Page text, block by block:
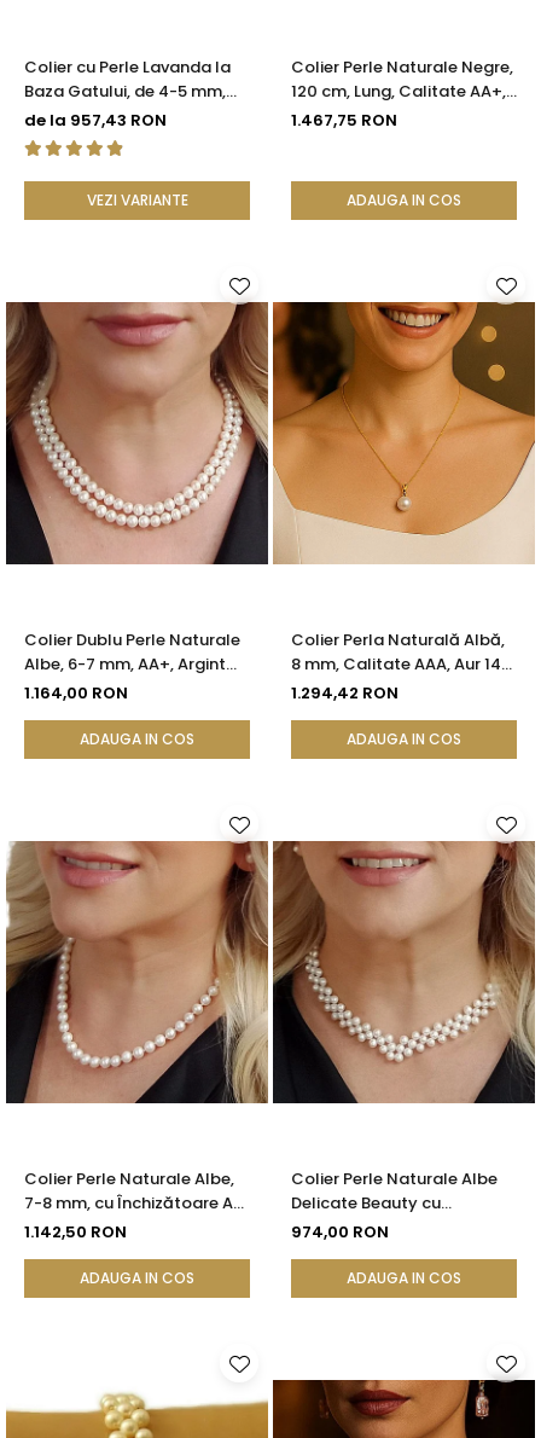
Colier cu Perle Lavanda la
Baza Gatului, de 4-5 mm,
Perle Rare, Calitate AAA+,
Aur 14K | KASKADDA®
de la 957,43 RON
VEZI VARIANTE
Colier Perle Naturale Negre,
120 cm, Lung, Calitate AA+,
Argint 925 | KASKADDA®
1.467,75 RON
ADAUGA IN COS
Colier Dublu Perle Naturale
Albe, 6-7 mm, AA+, Argint
925 | KASKADDA®
1.164,00 RON
ADAUGA IN COS
Colier Perla Naturală Albă,
8 mm, Calitate AAA, Aur 14K
(aur 585) | KASKADDA®
1.294,42 RON
ADAUGA IN COS
Colier Perle Naturale Albe,
7-8 mm, cu Închizătoare Aur
14K (aur 585) | KASKADDA®
1.142,50 RON
ADAUGA IN COS
Colier Perle Naturale Albe
Delicate Beauty cu
Închizătoare Argint |
974,00 RON
ADAUGA IN COS